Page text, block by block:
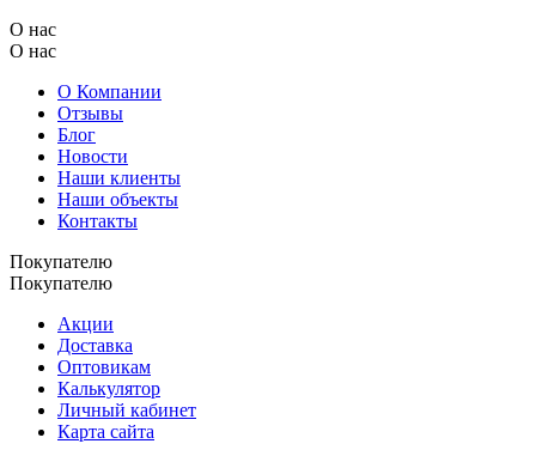
О нас
О нас
О Компании
Отзывы
Блог
Новости
Наши клиенты
Наши объекты
Контакты
Покупателю
Покупателю
Акции
Доставка
Оптовикам
Калькулятор
Личный кабинет
Карта сайта